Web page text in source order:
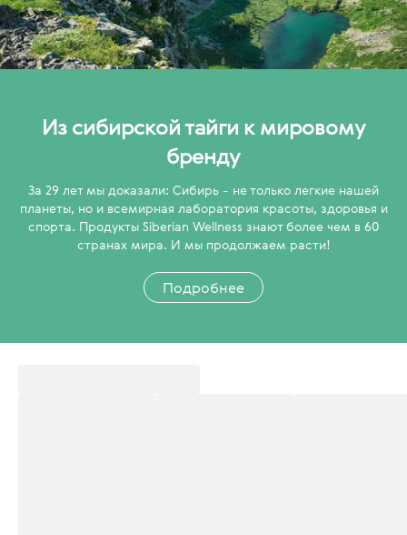
Из сибирской тайги к мировому
бренду
За 29 лет мы доказали: Сибирь - не только легкие нашей
планеты, но и всемирная лаборатория красоты, здоровья и
спорта. Продукты Siberian Wellness знают более чем в 60
странах мира. И мы продолжаем расти!
Подробнее